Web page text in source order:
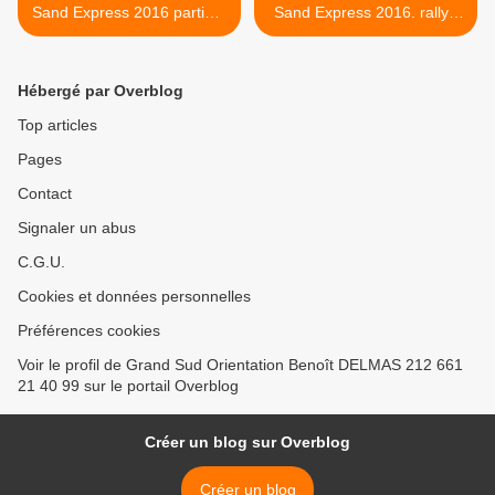
Sand Express 2016 partie 1
et un point sur les
Sand Express 2016. rallye
raid maroc merzouga >
Hébergé par Overblog
Top articles
Pages
Contact
Signaler un abus
C.G.U.
Cookies et données personnelles
Préférences cookies
Voir le profil de Grand Sud Orientation Benoît DELMAS 212 661
21 40 99 sur le portail Overblog
Créer un blog sur Overblog
Créer un blog